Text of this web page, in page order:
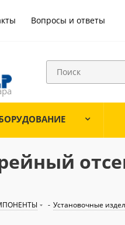
Вопросы и ответы
- Установочные